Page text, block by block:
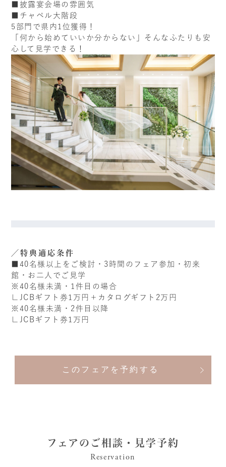
■披露宴会場の雰囲気
■チャペル大階段
5部門で県内1位獲得！
「何から始めていいか分からない」そんなふたりも安
心して見学できる！
特典適応条件
■40名様以上をご検討・3時間のフェア参加・初来
館・お二人でご見学
※40名様未満・1件目の場合
∟JCBギフト券1万円＋カタログギフト2万円
※40名様未満・2件目以降
∟JCBギフト券1万円
このフェアを予約する
フェアのご相談・見学予約
Reservation